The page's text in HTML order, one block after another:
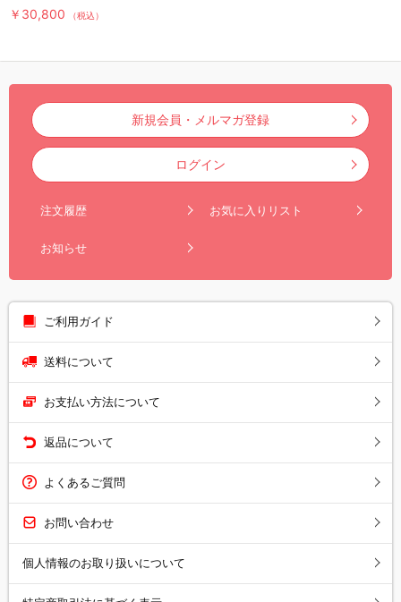
BOX（送料無料・6枚組）
￥30,800 （税込）
新規会員・メルマガ登録
ログイン
注文履歴 お気に入りリスト
お知らせ
ご利用ガイド
送料について
お支払い方法について
返品について
よくあるご質問
お問い合わせ
個人情報のお取り扱いについて